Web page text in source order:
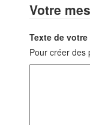
Votre
Texte de
Pour créer des